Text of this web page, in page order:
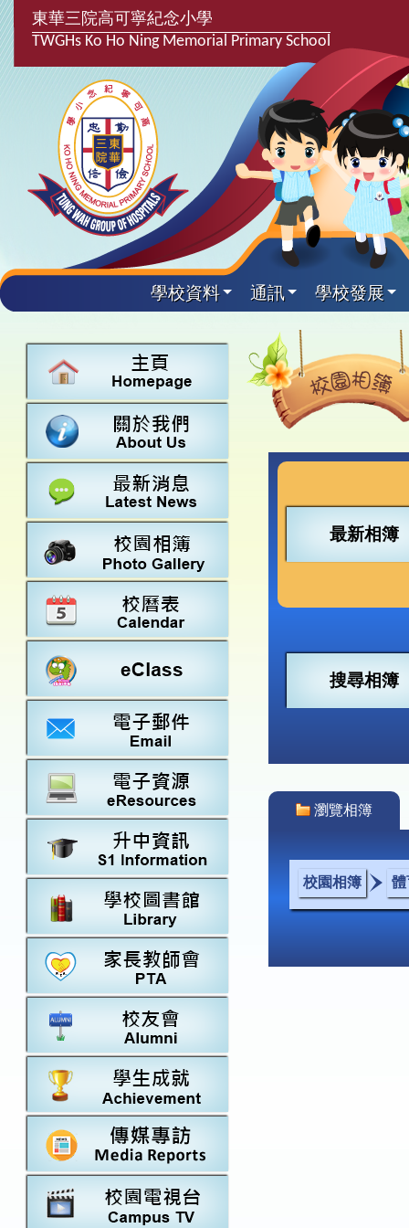
東華三院高可寧紀念小學
TWGHs Ko Ho Ning Memorial Primary School
學校資料 通訊 學校發展
關於
學校資料
校長的話
行政架構
學校設施
學校
最新消息
學校發
計劃,報告及
主要
中文
英文
常識
學生
學生支援組
言語能力提
興趣及
課後興趣班
校隊活動
學生得
25-26得獎
24-25得獎
22-23得獎
20-21得獎
校園
校園相簿
校園電台
學校附
家長教師會
校友會